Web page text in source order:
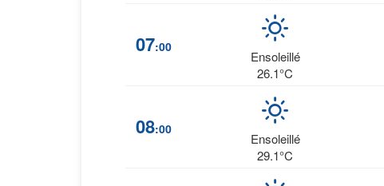
07:00
Ensoleillé
26.1°C
08:00
Ensoleillé
29.1°C